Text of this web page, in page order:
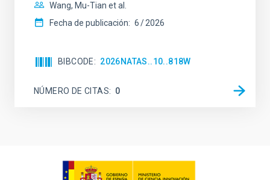
Wang, Mu-Tian et al.
Fecha de publicación: 6 2026
BIBCODE 2026NATAS..10..818W
NÚMERO DE CITAS 0